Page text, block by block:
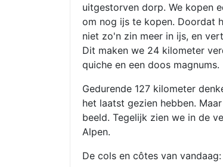
uitgestorven dorp. We kopen
om nog ijs te kopen. Doordat
niet zo'n zin meer in ijs, en
Dit maken we 24 kilometer
quiche en een doos magnums.
Gedurende 127 kilometer
het laatst gezien hebben.
beeld. Tegelijk zien we in de
Alpen.
De cols en côtes van vandaag: